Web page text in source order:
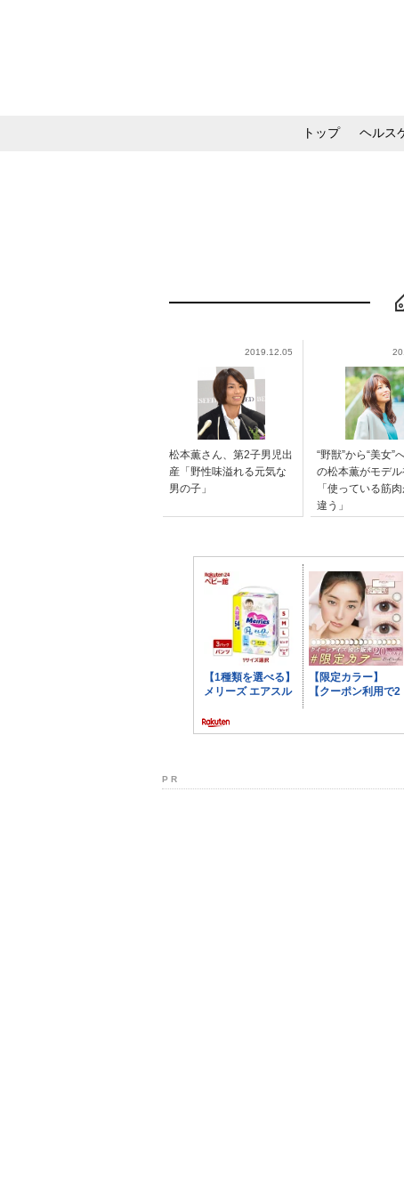
トップ ヘルス
2019.12.05
松本薫さん、第2子男児出
産「野性味溢れる元気な
男の子」
“野獣”から“美女
の松本薫がモデ
「使っている筋
違う」
P R